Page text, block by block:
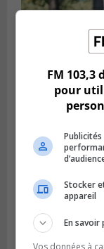
BROSSARD
Publié le 31 juillet
Le
FM 103,3
pour
Stocker
appareil
En savoir
Vos données à